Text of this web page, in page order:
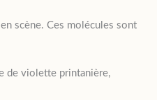
scène. Ces molécules sont
de violette printanière,